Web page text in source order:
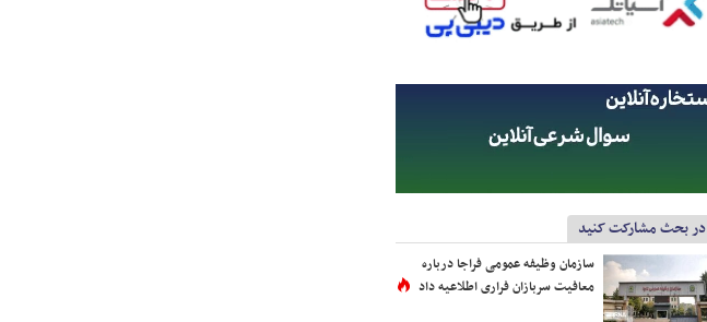
در بحث مشارکت کنید
سازمان وظیفه عمومی فراجا درباره
معافیت سربازان فراری اطلاعیه داد